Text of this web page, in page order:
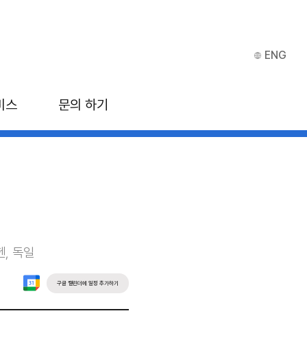
스 문의 하기
ENG
독일
구글 캘린더에 일정 추가하기